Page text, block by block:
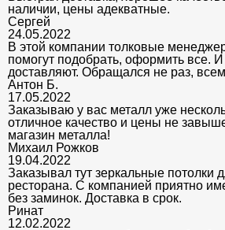
наличии, цены адекватные.
Сергей
24.05.2022
В этой компании толковые
помогут подобрать, оформить все. И
доставляют. Обращался не раз,
Антон Б.
17.05.2022
Заказываю у вас металл уже
отличное качество и цены не
магазин металла!
Михаил Рожков
19.04.2022
Заказывал тут зеркальные потолки
ресторана. С компанией приятно
без заминок. Доставка в срок.
Ринат
12.02.2022